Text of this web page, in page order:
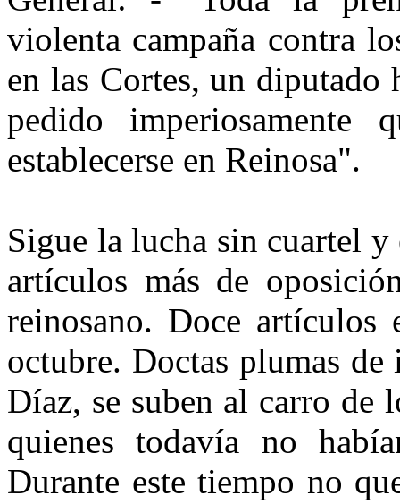
violenta campaña contra
en las Cortes, un
pedido
establecerse en Reinosa".
Sigue la lucha sin cuartel
artículos más de
reinosano. Doce artículos
octubre. Doctas plumas de
Díaz, se suben al carro de
quienes todavía no
Durante este tiempo no